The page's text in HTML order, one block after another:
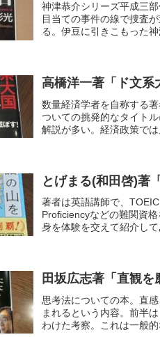
神津恭介シリーズ平成三
目当ての事件の線で捜査
る。伊豆に引きこもった
高橋洋一著「ド文系
数量経済学者を自称する
ついての挑発的なタイト
解説が多い。経済政策で
とげまる(和田啓)著
著者は英語講師で、
Proficiencyなどの難関資
身を体験を交えて紹介して
田坂広志著「直観
思考法についての本。直
まれるという内容。前半
わけた考察。これは一般